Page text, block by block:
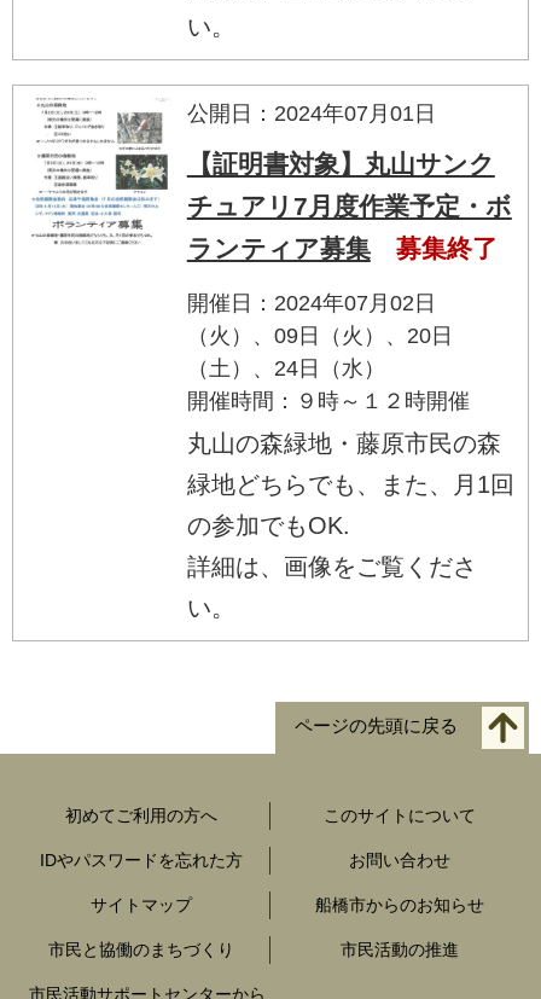
い。
公開日：2024年07月01日
【証明書対象】丸山サンク
チュアリ7月度作業予定・ボ
ランティア募集
募集終了
開催日：2024年07月02日
（火）、09日（火）、20日
（土）、24日（水）
開催時間：９時～１２時開催
丸山の森緑地・藤原市民の森
緑地どちらでも、また、月1回
の参加でもOK.
詳細は、画像をご覧くださ
い。
ページの先頭に戻る
初めてご利用の方へ このサイトについて
IDやパスワードを忘れた方 お問い合わせ
サイトマップ 船橋市からのお知らせ
市民と協働のまちづくり 市民活動の推進
市民活動サポートセンターから